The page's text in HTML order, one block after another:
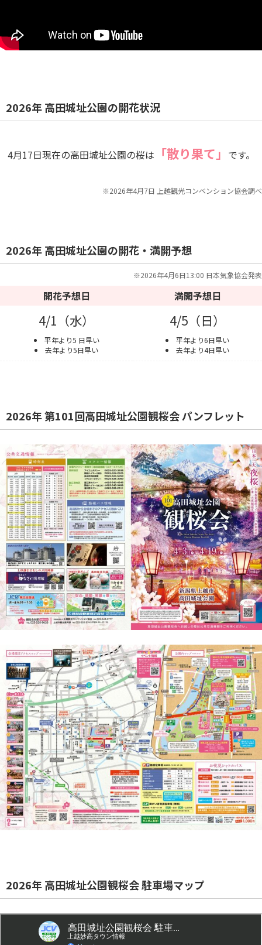
2026年 高田城址公園の開花状況
4月17日現在の高田城址公園の桜は 「散り果て」 です。
※2026年4月7日 上越観光コンベンション協会調べ
2026年 高田城址公園の開花・満開予想
※2026年4月6日13:00 日本気象協会発表
開花予想日 満開予想日
4/1（水）
平年より5 日早い
去年より5日早い
4/5（日）
平年より6日早い
去年より4日早い
2026年 第101回高田城址公園観桜会 パンフレット
2026年 高田城址公園観桜会 駐車場マップ